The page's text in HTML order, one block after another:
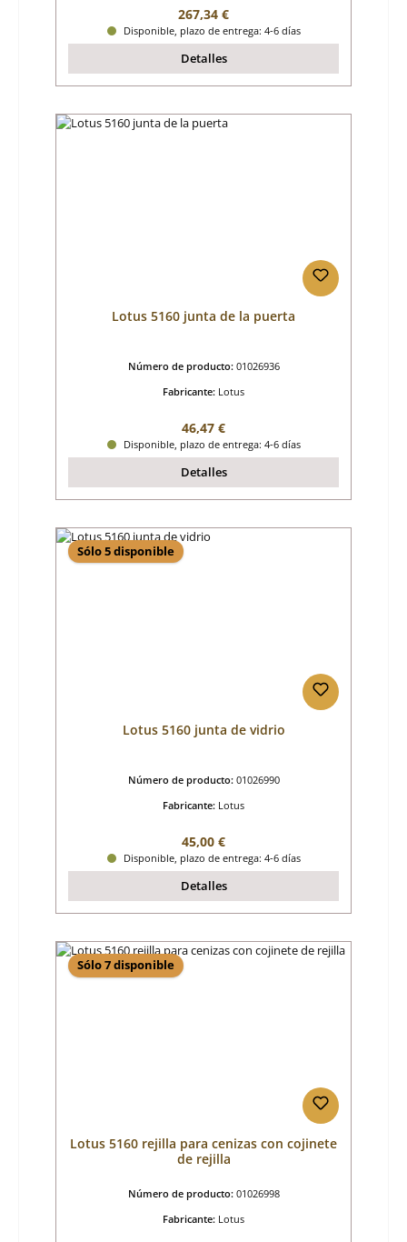
Precio normal:
267,34 €
Disponible, plazo de entrega: 4-6 días
Detalles
Lotus 5160 junta de la puerta
Número de producto: 01026936
Fabricante: Lotus
Precio normal:
46,47 €
Disponible, plazo de entrega: 4-6 días
Detalles
Sólo 5 disponible
Lotus 5160 junta de vidrio
Número de producto: 01026990
Fabricante: Lotus
Precio normal:
45,00 €
Disponible, plazo de entrega: 4-6 días
Detalles
Sólo 7 disponible
Lotus 5160 rejilla para cenizas con cojinete
de rejilla
Número de producto: 01026998
Fabricante: Lotus